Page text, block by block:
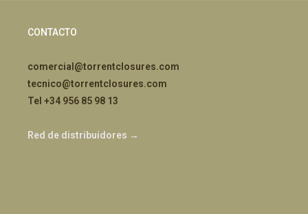
CONTACTO
comercial@torrentclosures.com
tecnico@torrentclosures.com
Tel +34 956 85 98 13
Red de distribuidores →